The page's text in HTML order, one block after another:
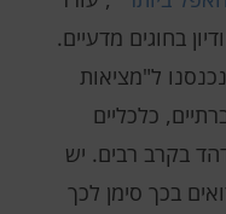
בחוגים מדעיים.
ל"מציאות
כלכליים
בקרב רבים. יש
בכך סימן לכך